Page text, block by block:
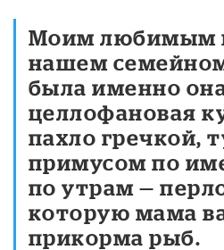
Моим любимым
нашем
была именно
целлофановая
пахло гречкой,
примусом по
по утрам —
которую мама
прикорма рыб.